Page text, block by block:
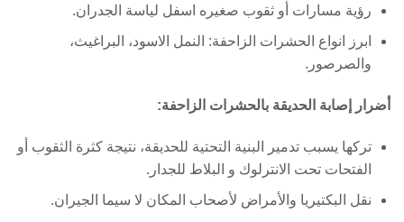
رؤية مسارات أو ثقوب صغيره اسفل لياسة الجدران.
ابرز انواع الحشرات الزاحفة: النمل الاسود، البراغيث،
والصرصور.
أضرار إصابة الحديقة بالحشرات الزاحفة:
تركها يسبب تدمير البنية التحتية للحديقة، نتيجة كثرة الثقوب أو
الفتحات تحت الانترلوك و البلاط للجدار.
نقل البكتيريا والأمراض لأصحاب المكان لا سيما الجيران.